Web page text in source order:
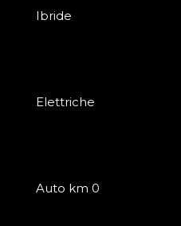
Ibride
Elettriche
Auto km 0